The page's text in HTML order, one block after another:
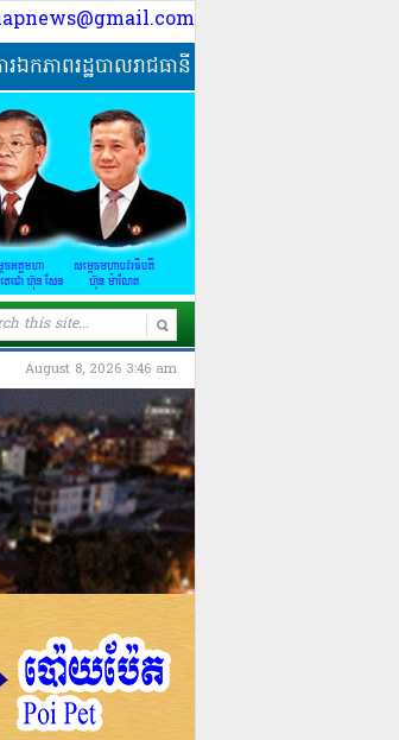
ដ្ឋបាលរាជធានីភ្នំពេញ ចុះរដ្ឋបាលពិនិត្យទីតាំងអ
August 8, 2026 3:46 am